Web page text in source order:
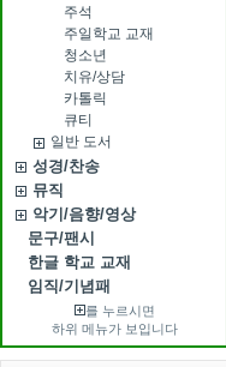
주석
주일학교 교재
청소년
치유/상담
카톨릭
큐티
일반 도서
성경/찬송
뮤직
악기/음향/영상
문구/팬시
한글 학교 교재
임직/기념패
를 누르시면
하위 메뉴가 보입니다